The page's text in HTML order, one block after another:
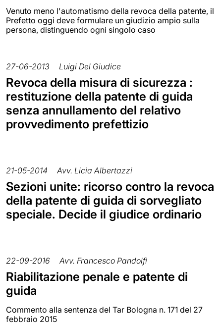
Venuto meno l'automatismo della revoca della patente, il
Prefetto oggi deve formulare un giudizio ampio sulla
persona, distinguendo ogni singolo caso
27-06-2013 Luigi Del Giudice
Revoca della misura di sicurezza :
restituzione della patente di guida
senza annullamento del relativo
provvedimento prefettizio
21-05-2014 Avv. Licia Albertazzi
Sezioni unite: ricorso contro la revoca
della patente di guida di sorvegliato
speciale. Decide il giudice ordinario
22-09-2016 Avv. Francesco Pandolfi
Riabilitazione penale e patente di
guida
Commento alla sentenza del Tar Bologna n. 171 del 27
febbraio 2015